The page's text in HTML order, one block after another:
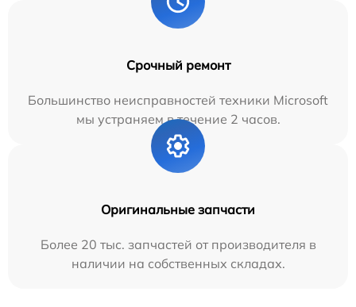
Срочный ремонт
Большинство неисправностей техники Microsoft
мы устраняем в течение 2 часов.
Оригинальные запчасти
Более 20 тыс. запчастей от производителя в
наличии на собственных складах.